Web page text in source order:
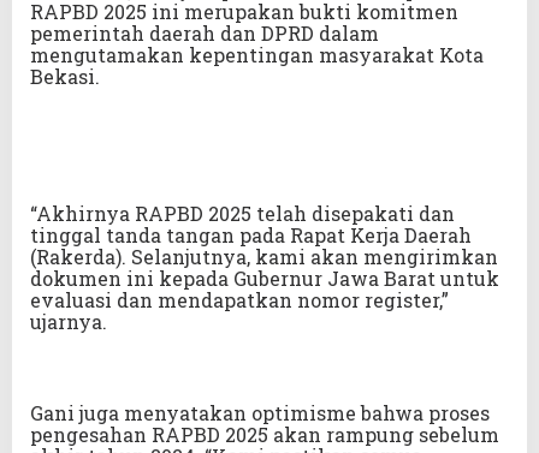
RAPBD 2025 ini merupakan bukti komitmen
pemerintah daerah dan DPRD dalam
mengutamakan kepentingan masyarakat Kota
Bekasi.
“Akhirnya RAPBD 2025 telah disepakati dan
tinggal tanda tangan pada Rapat Kerja Daerah
(Rakerda). Selanjutnya, kami akan mengirimkan
dokumen ini kepada Gubernur Jawa Barat untuk
evaluasi dan mendapatkan nomor register,”
ujarnya.
Gani juga menyatakan optimisme bahwa proses
pengesahan RAPBD 2025 akan rampung sebelum